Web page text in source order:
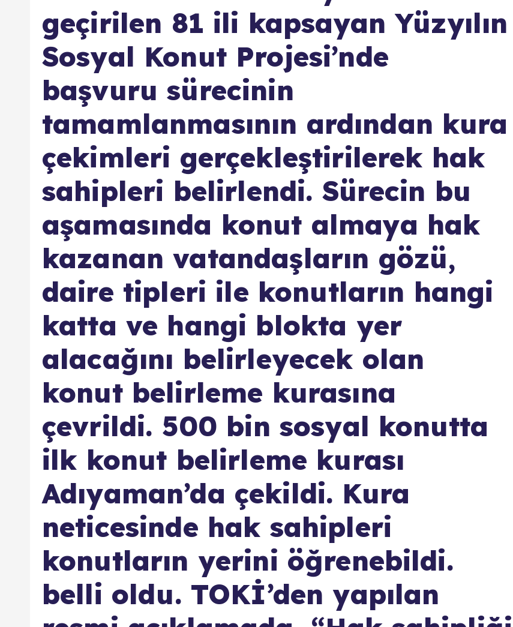
geçirilen 81 ili kapsayan Yüzyılın
Sosyal Konut Projesi’nde
başvuru sürecinin
tamamlanmasının ardından kura
çekimleri gerçekleştirilerek hak
sahipleri belirlendi. Sürecin bu
aşamasında konut almaya hak
kazanan vatandaşların gözü,
daire tipleri ile konutların hangi
katta ve hangi blokta yer
alacağını belirleyecek olan
konut belirleme kurasına
çevrildi. 500 bin sosyal konutta
ilk konut belirleme kurası
Adıyaman’da çekildi. Kura
neticesinde hak sahipleri
konutların yerini öğrenebildi.
belli oldu. TOKİ’den yapılan